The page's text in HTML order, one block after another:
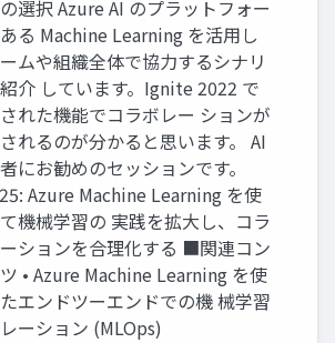
選択 Azure AI のプラットフォー
る Machine Learning を活用し
ムや組織全体で協力するシナリ
介 しています。Ignite 2022 で
れた機能でコラボレー ションが
れるのが分かると思います。 AI
にお勧めのセッションです。
Azure Machine Learning を使
機械学習の 実践を拡大し、コラ
ションを合理化する ■関連コン
• Azure Machine Learning を使
エンドツーエンドでの機 械学習
ーション (MLOps)